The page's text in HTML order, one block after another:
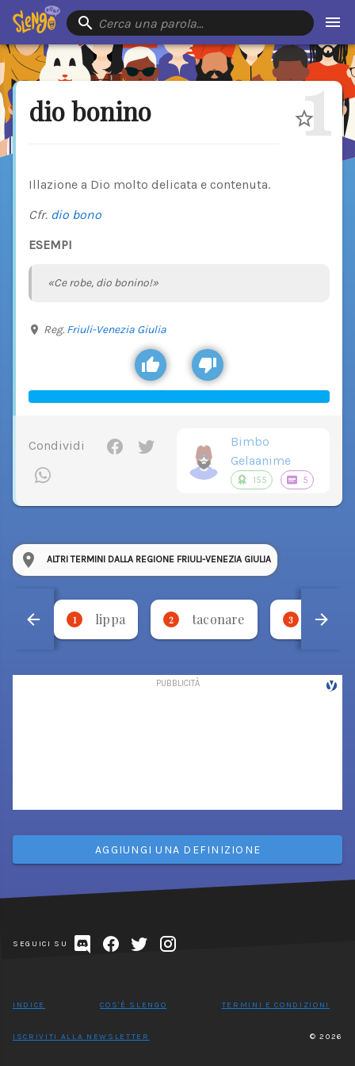
Cerca una parola…
dio bonino 1
Illazione a Dio molto delicata e contenuta.
Cfr. dio bono
ESEMPI
«Ce robe, dio bonino!»
Reg. Friuli-Venezia Giulia
Condividi
Bimbo
Gelaanime
155 5
ALTRI TERMINI DALLA REGIONE FRIULI-VENEZIA GIULIA
1 lippa 2 taconare 3 necca
AGGIUNGI UNA DEFINIZIONE
SEGUICI SU
INDICE COS'È SLENGO TERMINI E CONDIZIONI
ISCRIVITI ALLA NEWSLETTER © 2026